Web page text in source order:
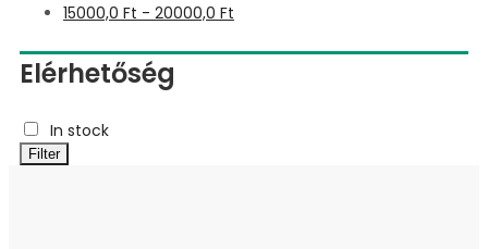
15000,0 Ft - 20000,0 Ft
Elérhetőség
In stock
Filter